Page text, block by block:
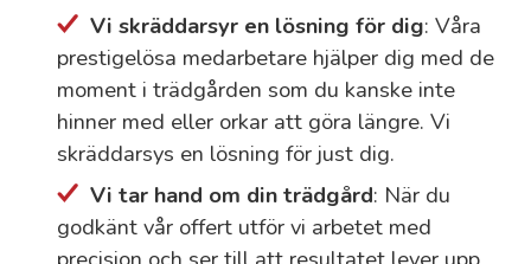
Vi skräddarsyr en lösning för dig: Våra
prestigelösa medarbetare hjälper dig med de
moment i trädgården som du kanske inte
hinner med eller orkar att göra längre. Vi
skräddarsys en lösning för just dig.
Vi tar hand om din trädgård: När du
godkänt vår offert utför vi arbetet med